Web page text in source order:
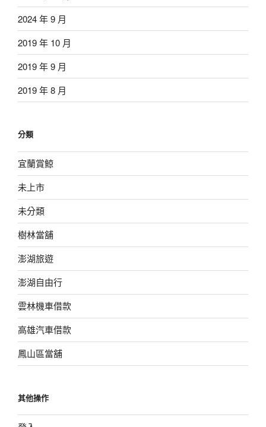
2024 年 9 月
2019 年 10 月
2019 年 9 月
2019 年 8 月
分類
宜蘭賞鯨
未上市
未分類
樹林當舖
澎湖旅遊
澎湖自由行
雲林機車借款
高雄汽車借款
鳳山區當舖
其他操作